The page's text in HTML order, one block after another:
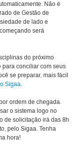
Não é
de Gestão de
de lado e
será
do próximo
para conciliar com seus
se preparar, mais fácil
Sigaa.
ordem de chegada.
o sistema logo no
de solicitação irá das 8h
pelo Sigaa. Tenha
hora!